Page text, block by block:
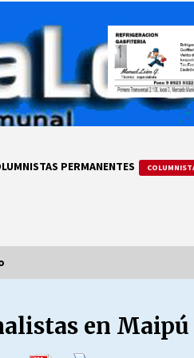
PERMANENTES
SIEMPRE.RECORDANDO
DE HISTORIA
2026
en Maipú